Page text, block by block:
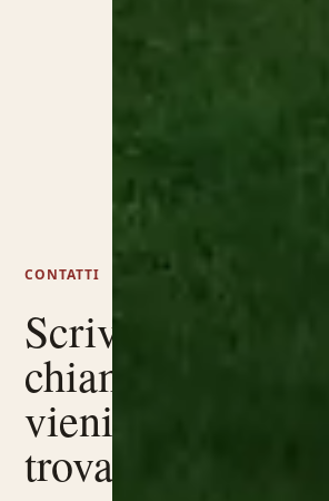
CONTATTI
Scrivici,
chiamaci,
vieni a
trovarci.